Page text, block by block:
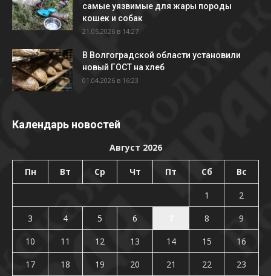
самые уязвимые для жары породы
кошек и собак
21.05.2026 в 14:27
В Волгоградской области установили
новый ГОСТ на хлеб
01.04.2026 в 16:23
Календарь новостей
Август 2026
Пн Вт Ср Чт Пт Сб Вс
1
2
3
4 5 6 8
9
10
11 12 13 14 15
16
17
18 19 20 21 22
23